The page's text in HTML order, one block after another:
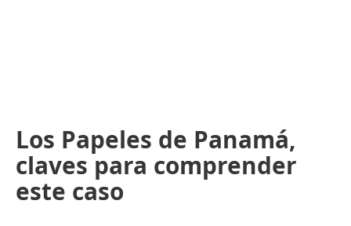
Los Papeles de Panamá,
claves para comprender
este caso